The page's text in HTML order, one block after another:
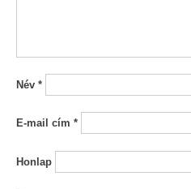
Név *
E-mail cím *
Honlap